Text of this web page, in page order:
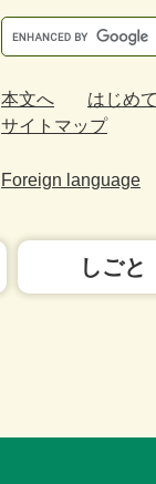
Google
カ
タ
ム
索
本文へ
はじめ
サイトマップ
Foreign language
しごと